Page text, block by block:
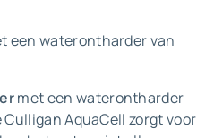
met een waterontharder
AquaCell zorgt voor